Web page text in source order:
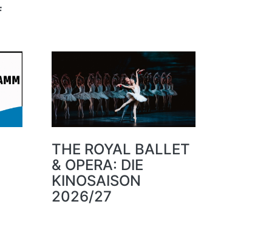
THE ROYAL BALLET
& OPERA: DIE
KINOSAISON
2026/27